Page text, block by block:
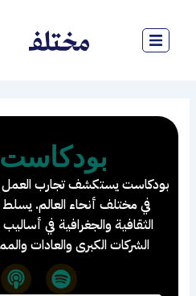
المحتوى
بودكاست يستكشف تجارب العمل
في مختلف أنحاء العالم. يسلط
الثقافية والجغرافية في
الشركات الكبرى والعادات
S
P